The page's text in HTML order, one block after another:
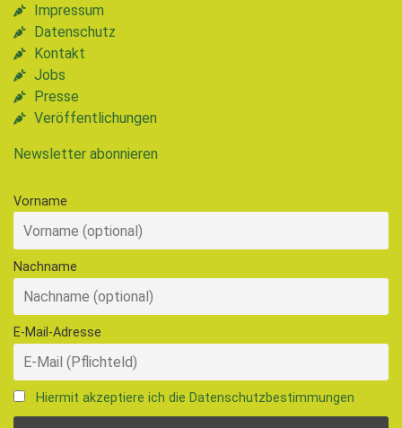
Impressum
Datenschutz
Kontakt
Jobs
Presse
Veröffentlichungen
Newsletter abonnieren
Vorname
Nachname
E-Mail-Adresse
Hiermit akzeptiere ich die Datenschutzbestimmungen